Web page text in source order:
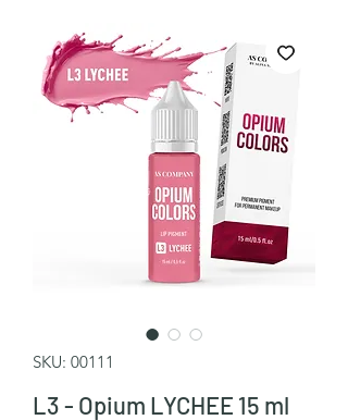
SKU: 00111
L3 - Opium LYCHEE 15 ml